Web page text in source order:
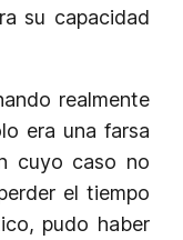
su capacidad
realmente
era una farsa
cuyo caso no
el tiempo
pudo haber